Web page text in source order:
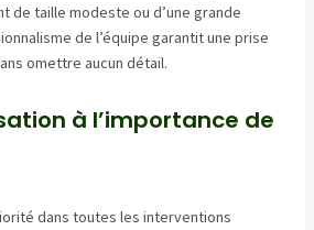
de taille modeste ou d’une grande
de l’équipe garantit une prise
omettre aucun détail.
à l’importance de
dans toutes les interventions